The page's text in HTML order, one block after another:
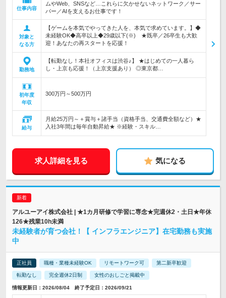
仕事内容
ムやWeb、SNSなど…これらに欠かせないネットワーク／サー
バー／AIを支えるお仕事です！
対象と
なる方
【ゲームを本気でやってきた人を、本気で求めています。】◆
未経験OK◆高卒以上◆29歳以下(※) ★既卒／26卒生も大歓
迎！あなたの再スタートを応援！
勤務地
【転勤なし！本社オフィスは渋谷♪】 ★はじめての一人暮ら
し・上京も応援！（上京支援あり） ◎東京都…
初年度
年収
300万円～500万円
給与
月給25万円～＋賞与＋諸手当（資格手当、交通費全額など）★
入社3年間は毎年自動昇給★ ※経験・スキル…
求人詳細を見る 気になる
アルユーアイ株式会社 | ★1カ月研修で学習に専念★完週休2・土日★年休
126★残業10h未満
未経験者が育つ会社！【 インフラエンジニア】在宅勤務も実施
中
正社員 職種・業種未経験OK リモートワーク可 第二新卒歓迎
転勤なし 完全週休2日制 女性のおしごと掲載中
情報更新日：2026/08/04 終了予定日：2026/09/21